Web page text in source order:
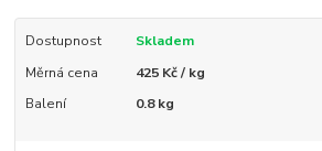
Dostupnost
Skladem
Měrná cena
425 Kč / kg
Balení
0.8 kg